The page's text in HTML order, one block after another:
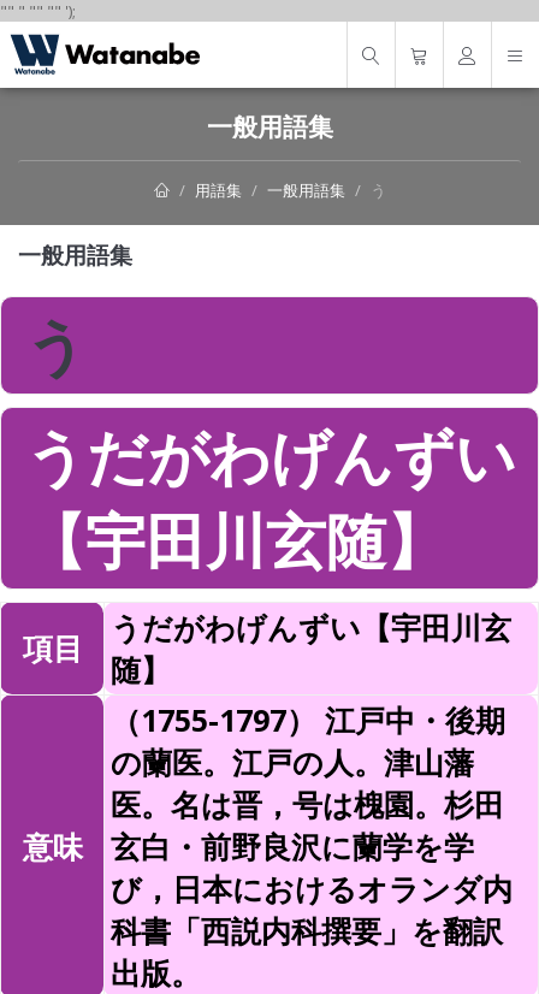
"" " "" "" ');
一般用語集
用語集 一般用語集 う
一般用語集
う
うだがわげんずい
【宇田川玄随】
項目
うだがわげんずい【宇田川玄
随】
意味
（1755-1797） 江戸中・後期
の蘭医。江戸の人。津山藩
医。名は晋，号は槐園。杉田
玄白・前野良沢に蘭学を学
び，日本におけるオランダ内
科書「西説内科撰要」を翻訳
出版。